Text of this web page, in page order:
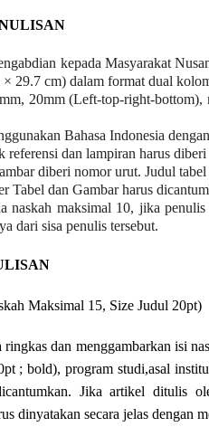
kepada Masyarakat
29.7 cm) dalam format dual
20mm (Left-top-right-bottom),
Bahasa Indonesia
referensi dan lampiran harus
diberi nomor urut. Judul
Tabel dan Gambar harus
naskah maksimal 10, jika
dari sisa penulis tersebut.
Maksimal 15, Size Judul 20pt)
ringkas dan menggambarkan isi
; bold), program studi,asal
Jika artikel ditulis
dinyatakan secara jelas dengan